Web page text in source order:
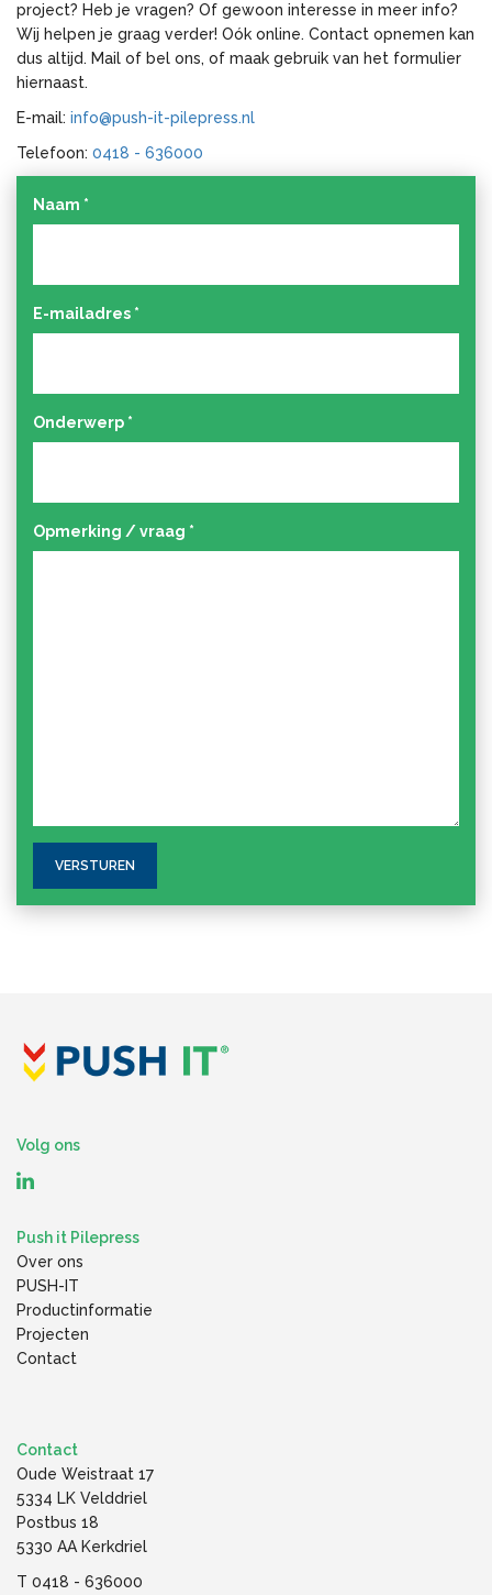
project? Heb je vragen? Of gewoon interesse in meer info?
Wij helpen je graag verder! Oók online. Contact opnemen kan
dus altijd. Mail of bel ons, of maak gebruik van het formulier
hiernaast.
E-mail: info@push-it-pilepress.nl
Telefoon: 0418 - 636000
Naam *
E-mailadres *
Onderwerp *
Opmerking / vraag *
Volg ons
Push it Pilepress
Over ons
PUSH-IT
Productinformatie
Projecten
Contact
Contact
Oude Weistraat 17
5334 LK Velddriel
Postbus 18
5330 AA Kerkdriel
T 0418 - 636000